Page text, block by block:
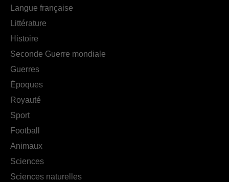
Langue française
Littérature
Histoire
Seconde Guerre mondiale
Guerres
Époques
Royauté
Sport
Football
Animaux
Sciences
Sciences naturelles